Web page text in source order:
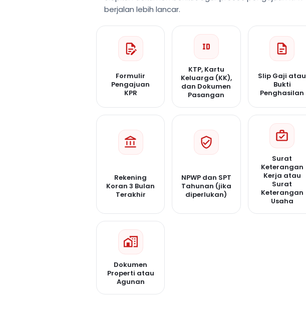
berjalan lebih lancar.
Formulir
Pengajuan
KPR
KTP, Kartu
Keluarga (KK),
dan Dokumen
Pasangan
Slip Gaji atau
Bukti
Penghasilan
Rekening
Koran 3 Bulan
Terakhir
NPWP dan SPT
Tahunan (jika
diperlukan)
Surat
Keterangan
Kerja atau
Surat
Keterangan
Usaha
Dokumen
Properti atau
Agunan